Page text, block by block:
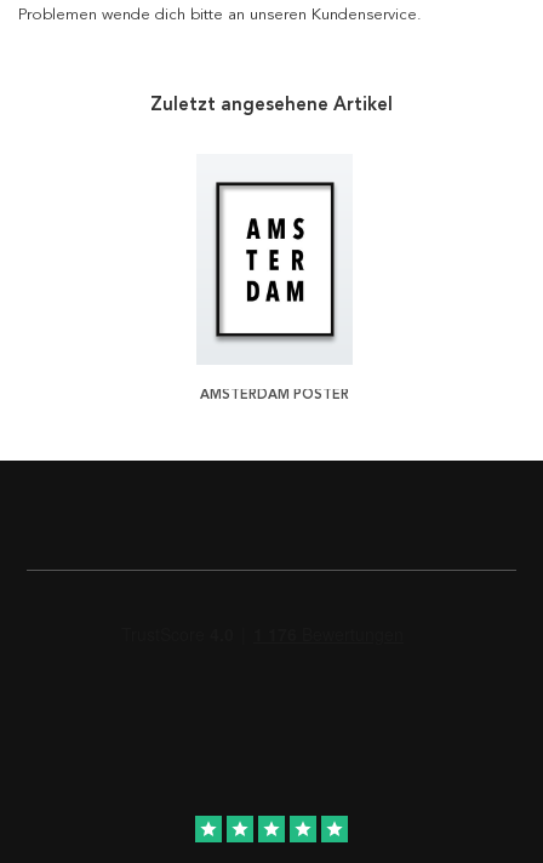
Problemen wende dich bitte an unseren Kundenservice.
Zuletzt angesehene Artikel
AMSTERDAM POSTER
star star star star star